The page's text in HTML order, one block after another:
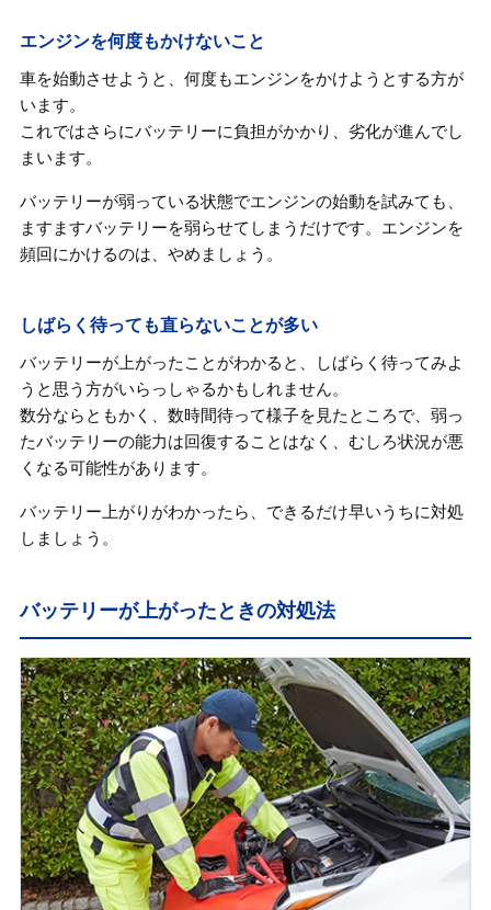
エンジンを何度もかけないこと
車を始動させようと、何度もエンジンをかけようとする方が
います。
これではさらにバッテリーに負担がかかり、劣化が進んでし
まいます。
バッテリーが弱っている状態でエンジンの始動を試みても、
ますますバッテリーを弱らせてしまうだけです。エンジンを
頻回にかけるのは、やめましょう。
しばらく待っても直らないことが多い
バッテリーが上がったことがわかると、しばらく待ってみよ
うと思う方がいらっしゃるかもしれません。
数分ならともかく、数時間待って様子を見たところで、弱っ
たバッテリーの能力は回復することはなく、むしろ状況が悪
くなる可能性があります。
バッテリー上がりがわかったら、できるだけ早いうちに対処
しましょう。
バッテリーが上がったときの対処法